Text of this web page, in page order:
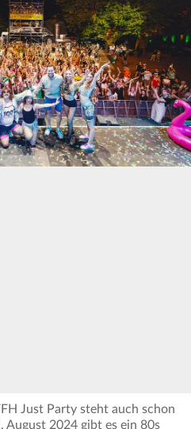
Just Party steht auch schon
August 2024 gibt es ein 80s